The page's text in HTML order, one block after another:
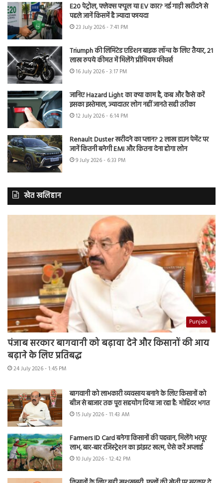
E20 पेट्रोल, फ्लेक्स फ्यूल या EV कार? नई गाड़ी खरीदने से
पहले जानें किसमें है ज्यादा फायदा
23 July 2026 - 7:41 PM
Triumph की लिमिटेड एडिशन बाइक लॉन्च के लिए तैयार, 21
लाख रुपये कीमत में मिलेंगे प्रीमियम फीचर्स
16 July 2026 - 3:17 PM
जानिए Hazard Light का क्या काम है, कब और कैसे करें
इसका इस्तेमाल, ज्यादातर लोग नहीं जानते सही तरीका
12 July 2026 - 6:14 PM
Renault Duster खरीदने का प्लान? 2 लाख डाउन पेमेंट पर
जानें कितनी बनेगी EMI और कितना देना होगा लोन
9 July 2026 - 6:33 PM
खेत खलिहान
Punjab
पंजाब सरकार बागवानी को बढ़ावा देने और किसानों की आय
बढ़ाने के लिए प्रतिबद्ध
24 July 2026 - 1:45 PM
बागवानी को लाभकारी व्यवसाय बनाने के लिए किसानों को
बीज से बाजार तक पूरा सहयोग दिया जा रहा है: मोहिंदर भगत
15 July 2026 - 11:43 AM
Farmers ID Card बनेगा किसानों की पहचान, मिलेंगे भरपूर
लाभ, बार-बार रजिस्ट्रेशन का झंझट खत्म, ऐसे करें अप्लाई
10 July 2026 - 12:42 PM